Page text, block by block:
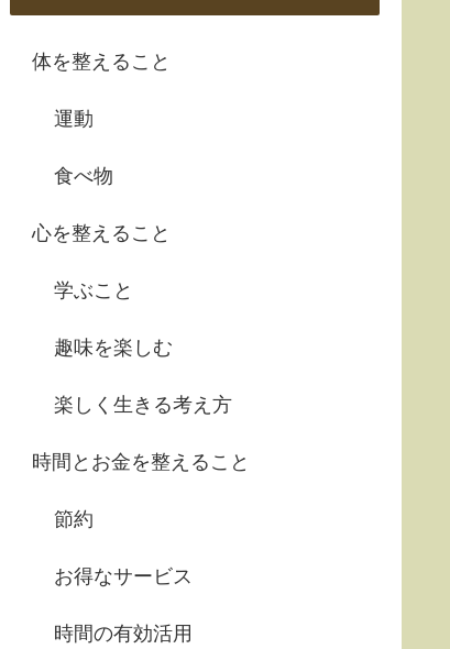
体を整えること
運動
食べ物
心を整えること
学ぶこと
趣味を楽しむ
楽しく生きる考え方
時間とお金を整えること
節約
お得なサービス
時間の有効活用